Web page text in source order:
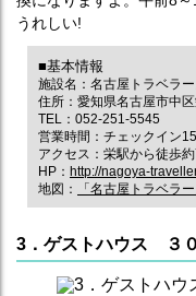
うれしい!
■基本情報
施設名：名古屋トラベラ
住所：愛知県名古屋市中
TEL：052-251-5545
営業時間：チェックイン
アクセス：栄駅から徒歩
HP： http://nagoya-
地図：
「名古屋トラベラ
3．ゲストハウス ３